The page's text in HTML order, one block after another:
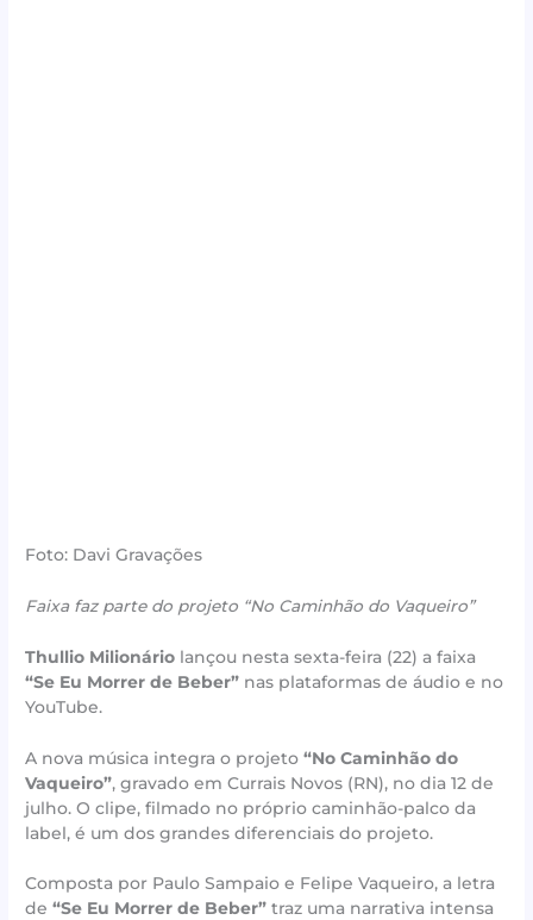
Foto: Davi Gravações
Faixa faz parte do projeto “No Caminhão do Vaqueiro”
Thullio Milionário lançou nesta sexta-feira (22) a faixa
“Se Eu Morrer de Beber” nas plataformas de áudio e no
YouTube.
A nova música integra o projeto“No Caminhão do
Vaqueiro”, gravado em Currais Novos (RN), no dia 12 de
julho. O clipe, filmado no próprio caminhão-palco da
label, é um dos grandes diferenciais do projeto.
Composta por Paulo Sampaio e Felipe Vaqueiro, a letra
de“Se Eu Morrer de Beber”traz uma narrativa intensa